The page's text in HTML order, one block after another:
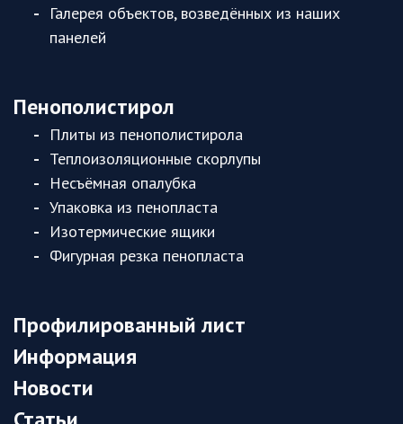
Галерея объектов, возведённых из наших
панелей
Пенополистирол
Плиты из пенополистирола
Теплоизоляционные скорлупы
Несъёмная опалубка
Упаковка из пенопласта
Изотермические ящики
Фигурная резка пенопласта
Профилированный лист
Информация
Новости